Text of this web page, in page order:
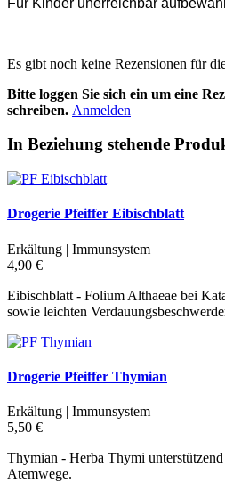
Es gibt noch keine Rezensionen für
Bitte loggen Sie sich ein um eine
schreiben. Anmelden
In Beziehung stehende
Drogerie Pfeiffer Eibischblatt
Erkältung | Immunsystem
4,90 €
Eibischblatt - Folium Althaeae bei
sowie leichten
Drogerie Pfeiffer Thymian
Erkältung | Immunsystem
5,50 €
Thymian - Herba Thymi
Atemwege.